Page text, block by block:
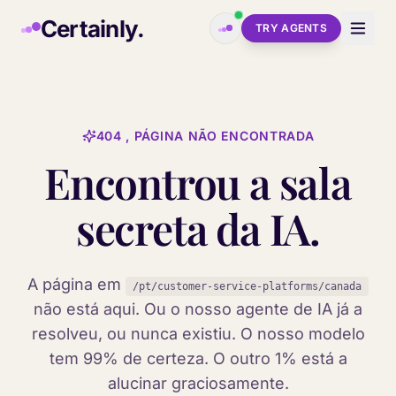
Certainly. TRY AGENTS
404 , PÁGINA NÃO ENCONTRADA
Encontrou a sala
secreta da IA.
A página em /pt/customer-service-platforms/canada
não está aqui. Ou o nosso agente de IA já a
resolveu, ou nunca existiu. O nosso modelo
tem 99% de certeza. O outro 1% está a
alucinar graciosamente.